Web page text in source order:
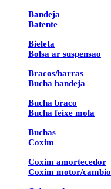
Bandeja
Batente
Bieleta
Bolsa ar suspensao
Bracos/barras
Bucha bandeja
Bucha braco
Bucha feixe mola
Buchas
Coxim
Coxim amortecedor
Coxim motor/cambio